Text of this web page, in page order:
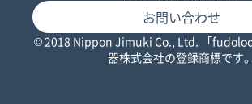
お問い合わせ
© 2018 Nippon Jimuki Co., Ltd. 「
器株式会社の登録商標です。